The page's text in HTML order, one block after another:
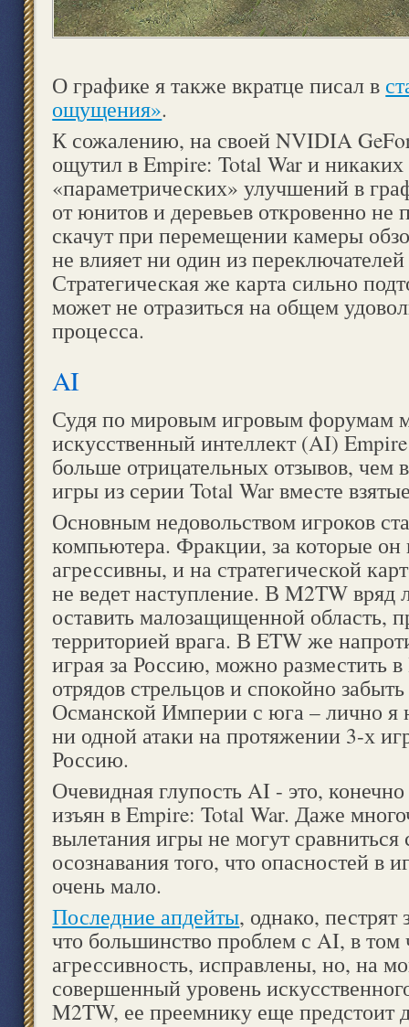
О графике я также вкратце писал в
ощущения».
К сожалению, на своей NVIDIA
ощутил в Empire: Total War и никаких
«параметрических» улучшений в
от юнитов и деревьев откровенно не
скачут при перемещении камеры
не влияет ни один из
Стратегическая же карта сильно
может не отразиться на общем
процесса.
AI
Судя по мировым игровым форумам
искусственный интеллект (AI)
больше отрицательных отзывов, чем
игры из серии Total War вместе
Основным недовольством игроков
компьютера. Фракции, за которые он
агрессивны, и на стратегической
не ведет наступление. В M2TW вряд
оставить малозащищенной область,
территорией врага. В ETW же
играя за Россию, можно разместить
отрядов стрельцов и спокойно
Османской Империи с юга – лично я
ни одной атаки на протяжении 3-х
Россию.
Очевидная глупость AI - это,
изъян в Empire: Total War. Даже
вылетания игры не могут сравниться
осознавания того, что опасностей в
очень мало.
Последние апдейты, однако,
что большинство проблем с AI, в том
агрессивность, исправлены, но, на
совершенный уровень
M2TW, ее преемнику еще предстоит